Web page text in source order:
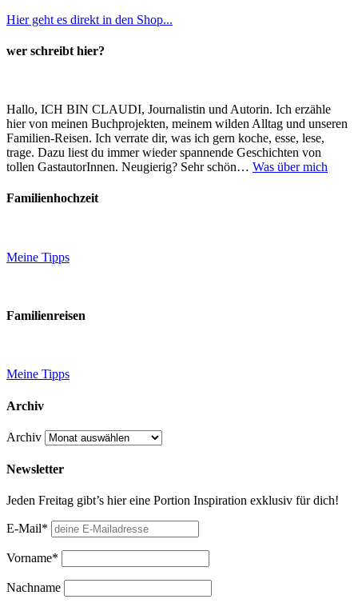
Hier geht es direkt in den Shop...
wer schreibt hier?
Hallo, ICH BIN CLAUDI, Journalistin und Autorin. Ich erzähle
hier von meinen Buchprojekten, meinem wilden Alltag und unseren
Familien-Reisen. Ich verrate dir, was ich gern koche, esse, lese,
trage. Dazu liest du immer wieder spannende Geschichten von
tollen GastautorInnen. Neugierig? Sehr schön… Was über mich
Familienhochzeit
Meine Tipps
Familienreisen
Meine Tipps
Archiv
Archiv
Newsletter
Jeden Freitag gibt’s hier eine Portion Inspiration exklusiv für dich!
E-Mail*
Vorname*
Nachname